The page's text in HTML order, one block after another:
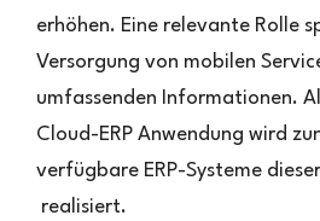
erhöhen. Eine relevante Rolle
Versorgung von mobilen
umfassenden Informationen.
Cloud-ERP Anwendung wird
verfügbare ERP-Systeme
realisiert.